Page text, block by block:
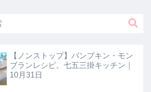
【ノンストップ】パンプキン・モン
ブランレシピ。七五三掛キッチン｜
10月31日